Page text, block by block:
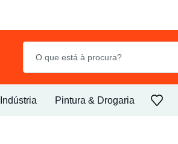
Indústria Pintura & Drogaria